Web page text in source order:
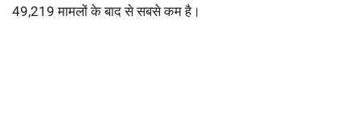
49,219 मामलों के बाद से सबसे कम है।